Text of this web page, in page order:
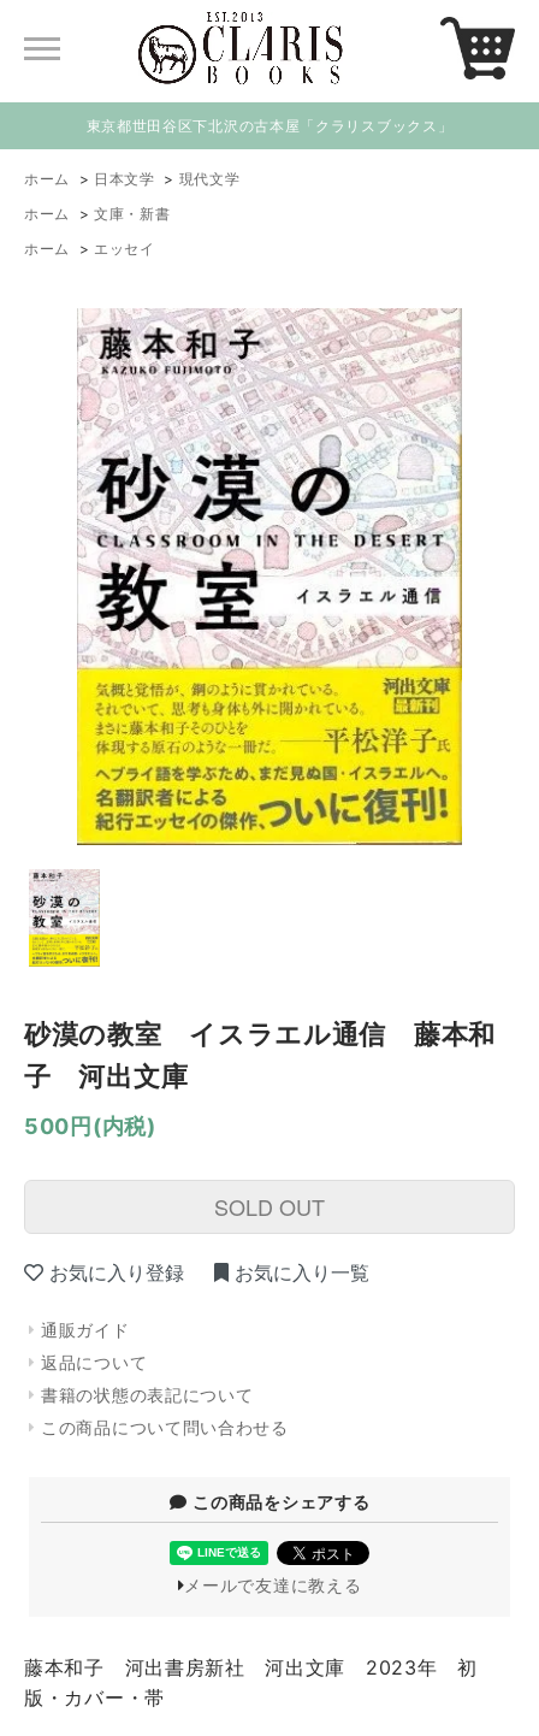
東京都世田谷区下北沢の古本屋「クラリスブックス」
ホーム > 日本文学 > 現代文学
ホーム
> 文庫・新書
ホーム
> エッセイ
砂漠の教室 イスラエル通信 藤本和
子 河出文庫
500円(内税)
SOLD OUT
お気に入り登録 お気に入り一覧
通販ガイド
返品について
書籍の状態の表記について
この商品について問い合わせる
この商品をシェアする
メールで友達に教える
藤本和子 河出書房新社 河出文庫 2023年 初
版・カバー・帯